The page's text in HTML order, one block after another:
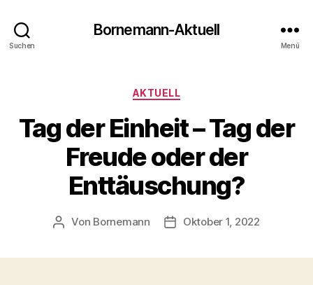
Suchen
Bornemann-Aktuell
Menü
Kategorien
AKTUELL
Tag der Einheit – Tag der
Freude oder der
Enttäuschung?
Beitragsautor
Von Bornemann Veröffentlichungsdatum
Oktober 1, 2022